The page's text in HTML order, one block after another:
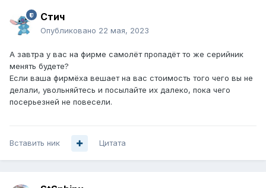
Стич
Опубликовано 22 мая, 2023
А завтра у вас на фирме самолёт пропадёт то же серийник
менять будете?
Если ваша фирмёха вешает на вас стоимость того чего вы не
делали, увольняйтесь и посылайте их далеко, пока чего
посерьезней не повесели.
Вставить ник Цитата